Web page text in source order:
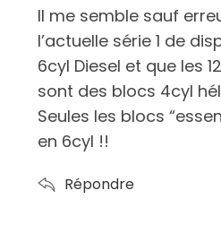
s
:
Il me semble sauf
l’actuelle série 1 de
6cyl Diesel et que les
sont des blocs 4cyl
Seules les blocs
en 6cyl !!
Répondre